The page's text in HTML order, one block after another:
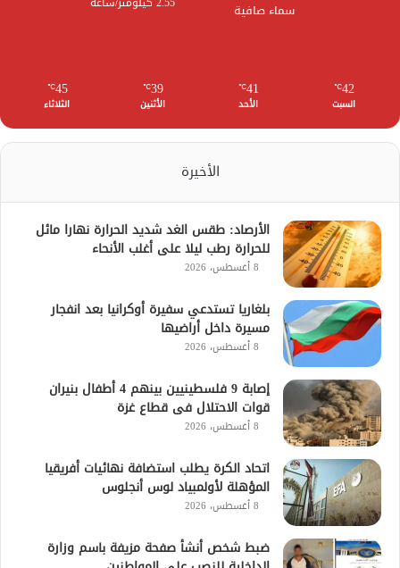
سماء صافية
42
℃
السبت
41
℃
الأحد
39
℃
الأثنين
45
℃
الثلاثاء
الأخيرة
الأرصاد: طقس الغد شديد الحرارة نهارا مائل
للحرارة رطب ليلا على أغلب الأنحاء
8 أغسطس، 2026
بلغاريا تستدعي سفيرة أوكرانيا بعد انفجار
مسيرة داخل أراضيها
8 أغسطس، 2026
إصابة 9 فلسطينيين بينهم 4 أطفال بنيران
قوات الاحتلال فى قطاع غزة
8 أغسطس، 2026
اتحاد الكرة يطلب استضافة نهائيات أفريقيا
المؤهلة لأولمبياد لوس أنجلوس
8 أغسطس، 2026
ضبط شخص أنشأ صفحة مزيفة باسم وزارة